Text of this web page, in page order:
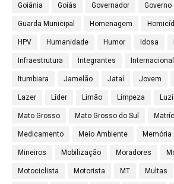
Goiânia Goiás Governador Governo
Guarda Municipal Homenagem
HPV Humanidade Humor Idosa
Infraestrutura Integrantes Internacional
Itumbiara Jamelão Jataí Jovem
Lazer Líder Limão Limpeza
Mato Grosso Mato Grosso do Sul
Medicamento Meio Ambiente Memória
Mineiros Mobilização Moradores
Motociclista Motorista MT Multas